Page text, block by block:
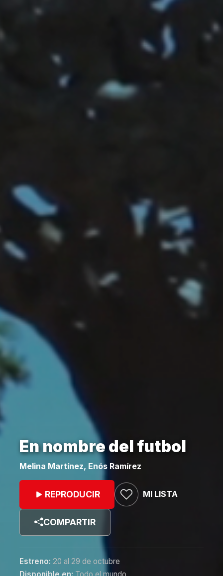
En nombre del futbol
Melina Martínez, Enós Ramírez
REPRODUCIR MI LISTA
COMPARTIR
Estreno: 20 al 29 de octubre
Disponible en: Todo el mundo